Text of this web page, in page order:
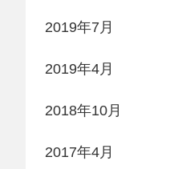
2019年7月
2019年4月
2018年10月
2017年4月